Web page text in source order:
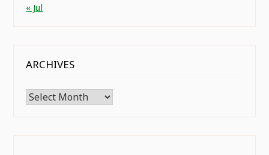
« Jul
ARCHIVES
Archives